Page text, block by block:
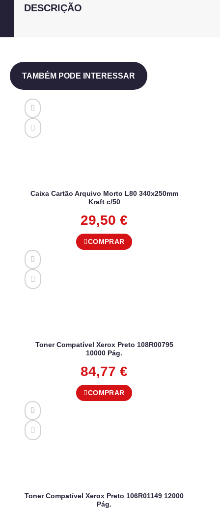
DESCRIÇÃO
TAMBÉM PODE INTERESSAR
Caixa Cartão Arquivo Morto L80 340x250mm
Kraft c/50
29,50 €
COMPRAR
Toner Compatível Xerox Preto 108R00795
10000 Pág.
84,77 €
COMPRAR
Toner Compatível Xerox Preto 106R01149 12000
Pág.